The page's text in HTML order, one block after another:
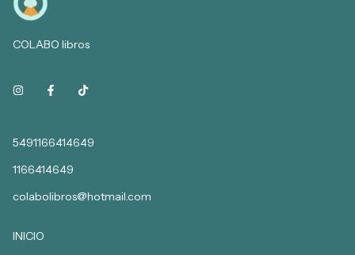
COLABO libros
5491166414649
1166414649
colabolibros@hotmail.com
INICIO